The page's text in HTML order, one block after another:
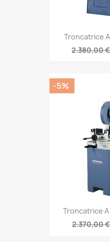
Troncatrice A
2.380,00 €
Troncatrice A
2.370,00 €
-5%